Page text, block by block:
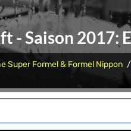
- Saison 2017:
Super Formel & Formel Nippon